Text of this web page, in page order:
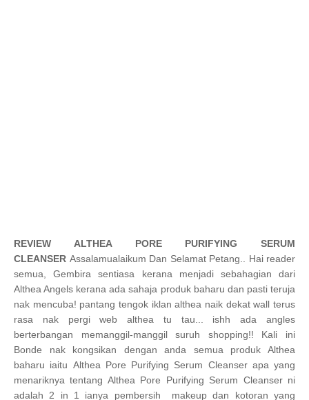
REVIEW ALTHEA PORE PURIFYING SERUM
CLEANSER Assalamualaikum Dan Selamat Petang.. Hai reader
semua, Gembira sentiasa kerana menjadi sebahagian dari
Althea Angels kerana ada sahaja produk baharu dan pasti teruja
nak mencuba! pantang tengok iklan althea naik dekat wall terus
rasa nak pergi web althea tu tau... ishh ada angles
berterbangan memanggil-manggil suruh shopping!! Kali ini
Bonde nak kongsikan dengan anda semua produk Althea
baharu iaitu Althea Pore Purifying Serum Cleanser apa yang
menariknya tentang Althea Pore Purifying Serum Cleanser ni
adalah 2 in 1 ianya pembersih makeup dan kotoran yang